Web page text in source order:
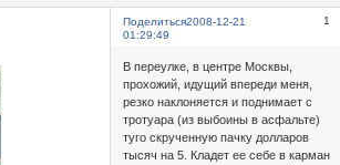
Поделиться 1
2008-12-21
01:29:49
B переулке, в центре Москвы,
прохожий, идущий впереди меня,
резко наклоняется и поднимает с
тротуара (из выбоины в асфальте)
туго скрученную пачку долларов
тысяч на 5. Кладет ее себе в карман